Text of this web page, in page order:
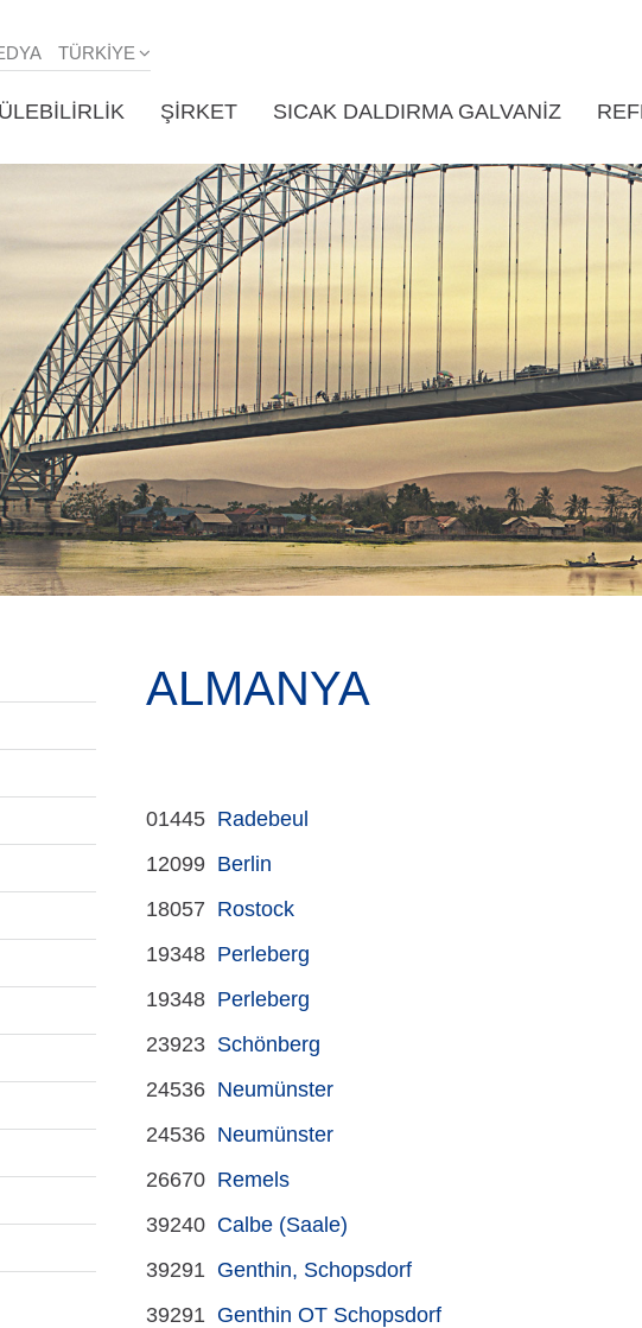
TÜRKIYE
ŞIRKET SICAK DALDIRMA GALVANIZ
ALMANYA
01445 Radebeul
12099 Berlin
18057 Rostock
19348 Perleberg
19348 Perleberg
23923 Schönberg
24536 Neumünster
24536 Neumünster
26670 Remels
39240 Calbe (Saale)
39291 Genthin, Schopsdorf
39291 Genthin OT Schopsdorf